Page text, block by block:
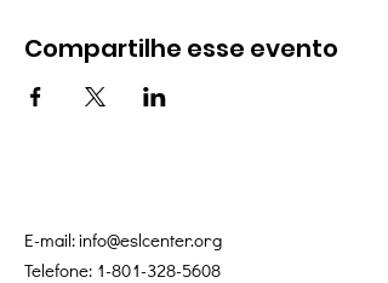
Compartilhe esse evento
E-mail:info@eslcenter.org
Telefone: 1-801-328-5608